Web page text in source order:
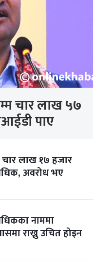
चार लाख ५७
पाए
लाख १७ हजार
अवरोध भए
नाममा
राख्नु उचित होइन